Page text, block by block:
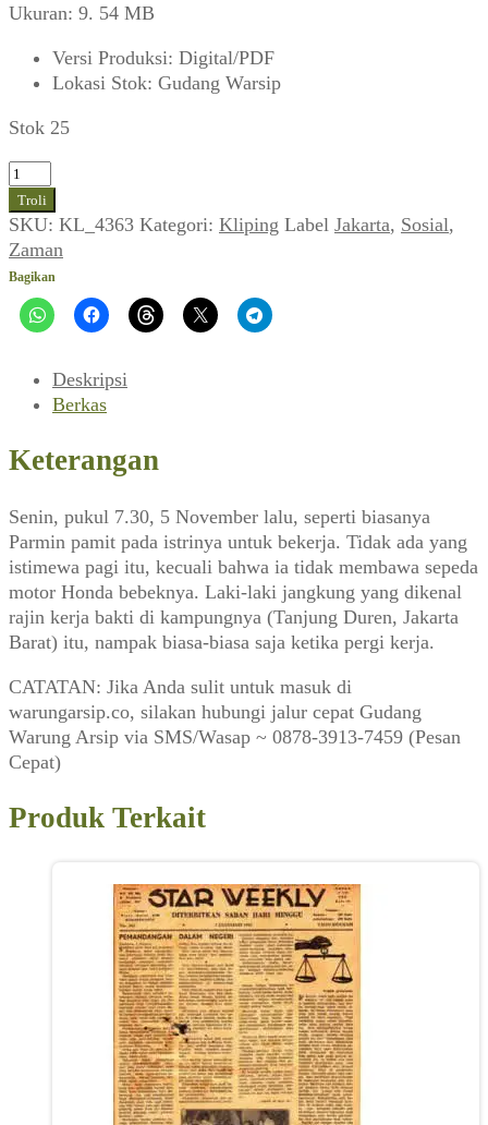
Ukuran: 9. 54 MB
Versi Produksi: Digital/PDF
Lokasi Stok: Gudang Warsip
Stok 25
Kuantitas
Minggatnya
Parmin
(Zaman,
Desember
1984)
Troli
SKU: KL_4363 Kategori: Kliping Label Jakarta, Sosial,
Zaman
Bagikan
Deskripsi
Berkas
Keterangan
Senin, pukul 7.30, 5 November lalu, seperti biasanya
Parmin pamit pada istrinya untuk bekerja. Tidak ada yang
istimewa pagi itu, kecuali bahwa ia tidak membawa sepeda
motor Honda bebeknya. Laki-laki jangkung yang dikenal
rajin kerja bakti di kampungnya (Tanjung Duren, Jakarta
Barat) itu, nampak biasa-biasa saja ketika pergi kerja.
CATATAN: Jika Anda sulit untuk masuk di
warungarsip.co, silakan hubungi jalur cepat Gudang
Warung Arsip via SMS/Wasap ~ 0878-3913-7459 (Pesan
Cepat)
Produk Terkait